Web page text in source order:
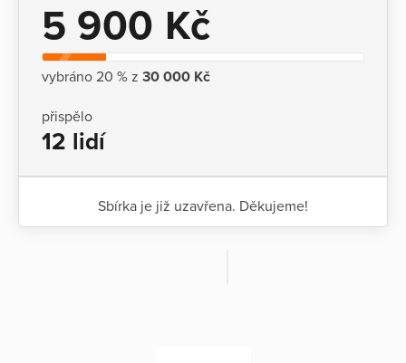
5 900 Kč
vybráno 20 % z 30 000 Kč
přispělo
12 lidí
Sbírka je již uzavřena. Děkujeme!